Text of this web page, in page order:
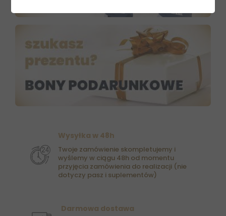
Wysyłka w 48h
Twoje zamówienie skompletujemy i
wyślemy w ciągu 48h od momentu
przyjęcia zamówienia do realizacji (nie
dotyczy pasz i suplementów)
Darmowa dostawa